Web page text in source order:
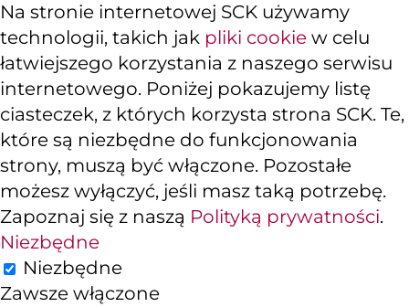
Na stronie internetowej SCK używamy
technologii, takich jak pliki cookie w celu
łatwiejszego korzystania z naszego serwisu
internetowego. Poniżej pokazujemy listę
ciasteczek, z których korzysta strona SCK. Te,
które są niezbędne do funkcjonowania
strony, muszą być włączone. Pozostałe
możesz wyłączyć, jeśli masz taką potrzebę.
Zapoznaj się z naszą Polityką prywatności.
Niezbędne
Niezbędne
Zawsze włączone